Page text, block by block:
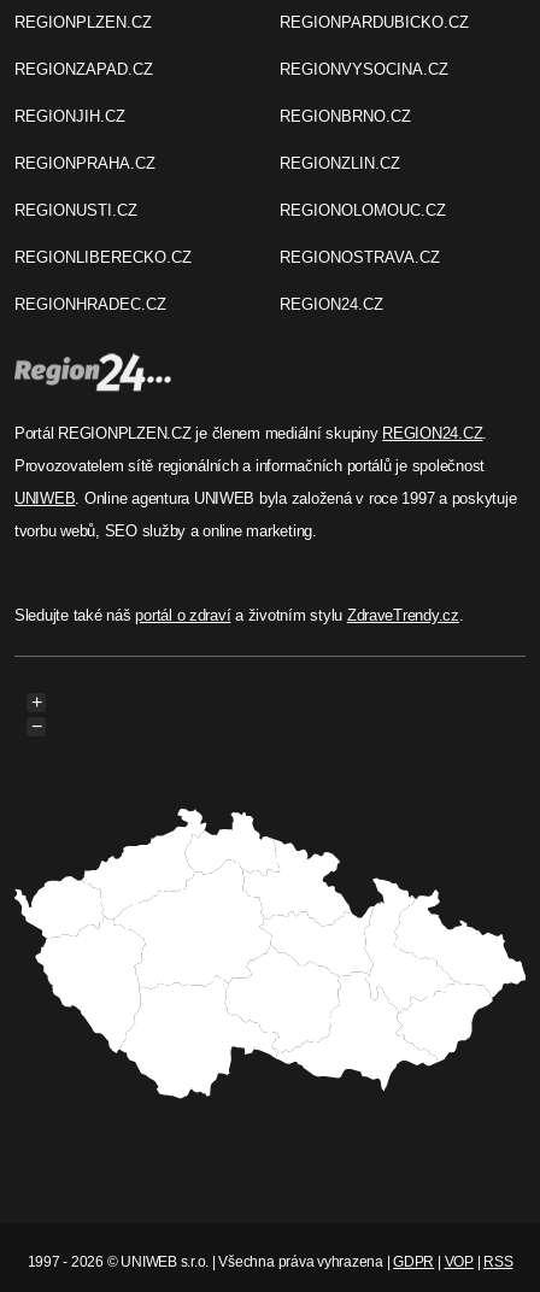
REGIONPLZEN.CZ
REGIONZAPAD.CZ
REGIONJIH.CZ
REGIONPRAHA.CZ
REGIONUSTI.CZ
REGIONLIBERECKO.CZ
REGIONHRADEC.CZ
REGIONPARDUBICKO.CZ
REGIONVYSOCINA.CZ
REGIONBRNO.CZ
REGIONZLIN.CZ
REGIONOLOMOUC.CZ
REGIONOSTRAVA.CZ
REGION24.CZ
Portál REGIONPLZEN.CZ je členem mediální skupiny REGION24.CZ.
Provozovatelem sítě regionálních a informačních portálů je společnost
UNIWEB . Online agentura UNIWEB byla založená v roce 1997 a poskytuje
tvorbu webů, SEO služby a online marketing.
Sledujte také nášportál o zdravía životním stylu ZdraveTrendy.cz
+
−
1997 - 2026 © UNIWEB s.r.o. | Všechna práva vyhrazena |GDPR | VOP| RSS